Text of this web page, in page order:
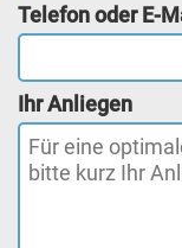
Telefon oder E-
Ihr Anliegen